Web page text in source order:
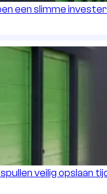
een slimme
veilig opslaan